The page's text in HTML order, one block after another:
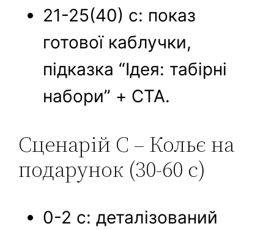
21-25(40) с: показ
готової каблучки,
підказка “Ідея: табірні
набори” + CTA.
Сценарій C – Кольє на
подарунок (30-60 с)
0-2 с: деталізований